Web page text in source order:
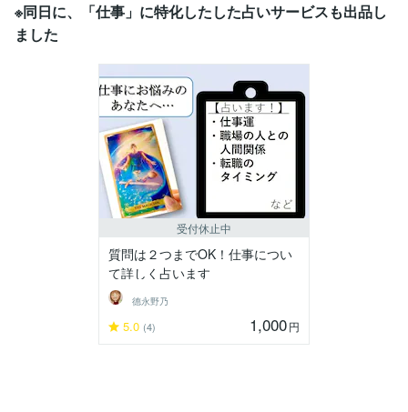
※同日に、「仕事」に特化したした占いサービスも出品し
ました
受付休止中
質問は２つまでOK！仕事につい
て詳しく占います
德永野乃
5.0 (4) 1,000円